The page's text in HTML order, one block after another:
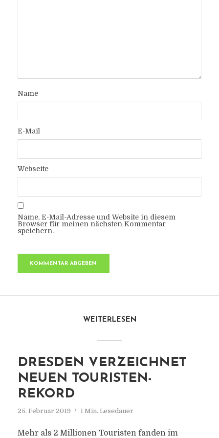
Name
E-Mail
Webseite
Name, E-Mail-Adresse und Website in diesem
Browser für meinen nächsten Kommentar
speichern.
WEITERLESEN
DRESDEN VERZEICHNET
NEUEN TOURISTEN-
REKORD
25. Februar 2019 1 Min. Lesedauer
Mehr als 2 Millionen Touristen fanden im